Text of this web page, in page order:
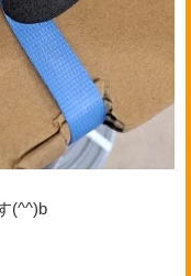
(^^)b